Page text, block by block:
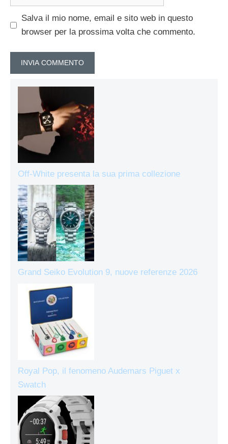
Salva il mio nome, email e sito web in questo
browser per la prossima volta che commento.
Off-White presenta la sua prima collezione
Grand Seiko Evolution 9, nuove referenze 2026
Royal Pop, il fenomeno Audemars Piguet x
Swatch